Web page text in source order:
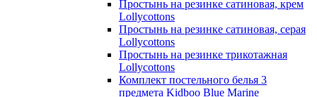
Простынь на резинке сатиновая, крем
Lollycottons
Простынь на резинке сатиновая, серая
Lollycottons
Простынь на резинке трикотажная
Lollycottons
Комплект постельного белья 3
предмета Kidboo Blue Marine